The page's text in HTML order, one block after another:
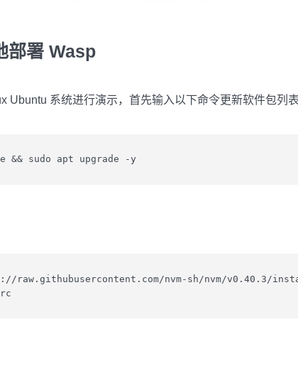
部署 Wasp
Ubuntu 系统进行演示，首先输入以下命令更新软件包列表
&& sudo apt upgrade -y
nvm-sh/nvm/v0.40.3/